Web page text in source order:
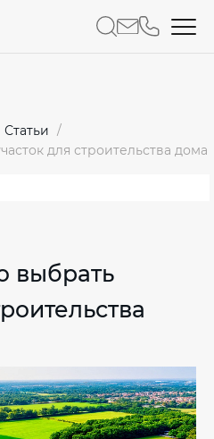
Статьи
для строительства дома
выбрать